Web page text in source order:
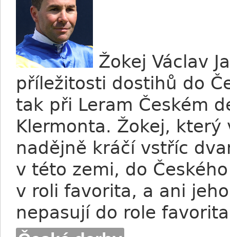
Žokej Václav
příležitosti dostihů do
tak při Leram Českém
Klermonta. Žokej, který
nadějně kráčí vstříc
v této zemi, do
v roli favorita, a ani
nepasují do role